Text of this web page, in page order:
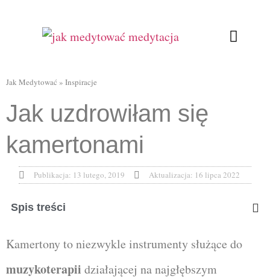
Jak Medytować » Inspiracje
Jak uzdrowiłam się
kamertonami
Publikacja: 13 lutego, 2019 Aktualizacja: 16 lipca 2022
Spis treści
Kamertony to niezwykle instrumenty służące do
muzykoterapii działającej na najgłębszym